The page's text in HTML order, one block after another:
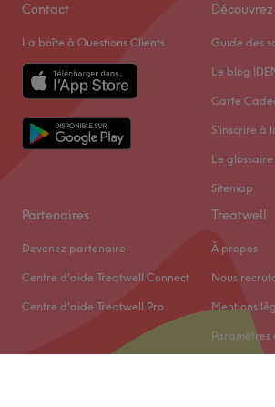
Contact
La boîte à Questions Clients
Découvrez
Guide des
Le blog
Carte
S'inscrire à
Le
Sitemap
Partenaires
Devenez partenaire
Centre d'aide Treatwell Connect
Centre d'aide Treatwell Pro
Treatwell
À propos
Nous
Mentions
Paramètres